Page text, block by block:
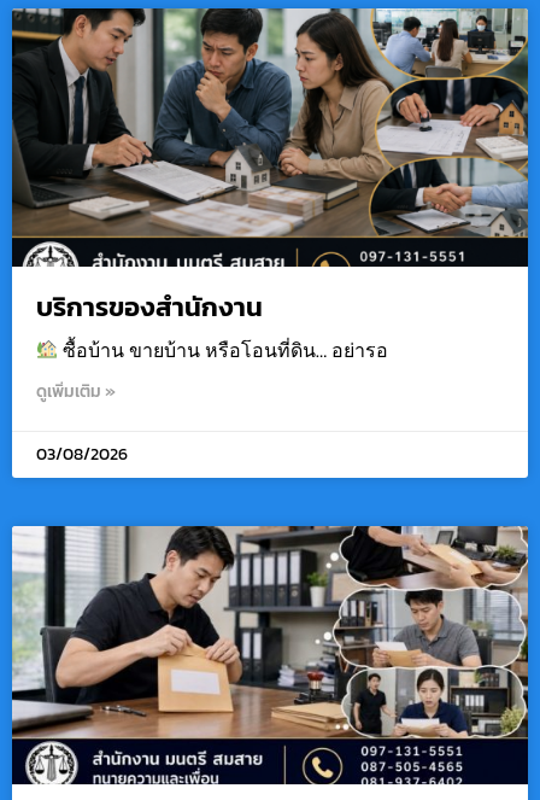
บริการของสำนักงาน
ซื้อบ้าน ขายบ้าน หรือโอนที่ดิน… อย่ารอ
ดูเพิ่มเติม »
03/08/2026